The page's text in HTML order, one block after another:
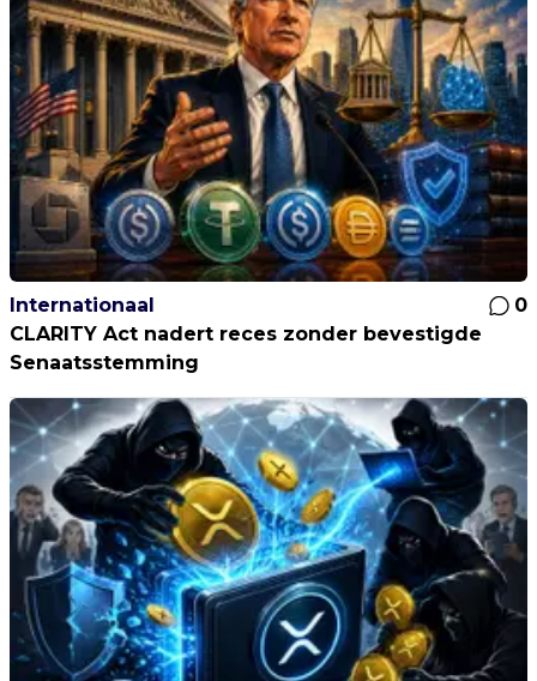
Internationaal
0
CLARITY Act nadert reces zonder bevestigde
Senaatsstemming